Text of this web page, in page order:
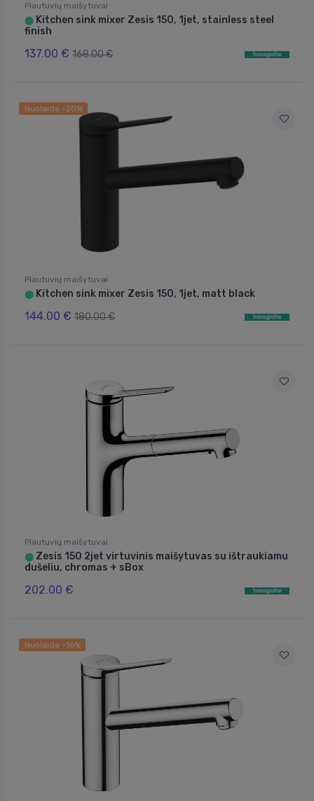
Plautuvių maišytuvai
⬤ Kitchen sink mixer Zesis 150, 1jet, stainless steel
finish
137.00 € 168.00 €
Nuolaida -20%
Plautuvių maišytuvai
⬤ Kitchen sink mixer Zesis 150, 1jet, matt black
144.00 € 180.00 €
Plautuvių maišytuvai
⬤ Zesis 150 2jet virtuvinis maišytuvas su ištraukiamu
dušeliu, chromas + sBox
202.00 €
Nuolaida -16%